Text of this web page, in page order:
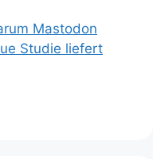
Mastodon
Studie liefert